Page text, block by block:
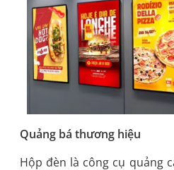
Quảng bá thương hiệu
Hộp đèn là công cụ quảng